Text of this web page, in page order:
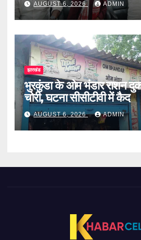
AUGUST 6, 2026 ADMIN
झारखंड
भुरकुंडा के ओम भंडार राशन
चोरी, घटना सीसीटीवी में कैद
AUGUST 6, 2026 ADMIN